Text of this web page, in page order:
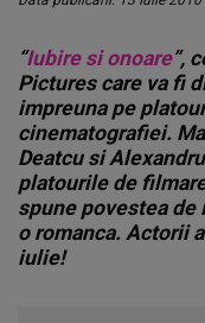
“Iubire si onoare”,
Pictures care va fi
impreuna pe
cinematografiei.
Deatcu si
platourile de
spune povestea
o romanca. Actorii
iulie!